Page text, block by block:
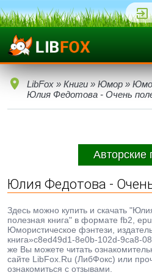
LibFox » Книги » Юмор »
Юлия Федотова - Очень
Авторские
Юлия Федотова -
Здесь можно купить и скачать
полезная книга" в формате fb2,
Юмористическое фэнтези,
книга»c8ed49d1-8e0b-102d-9ca8-
же Вы можете читать
сайте LibFox.Ru (ЛибФокс) или
ознакомиться с отзывами.